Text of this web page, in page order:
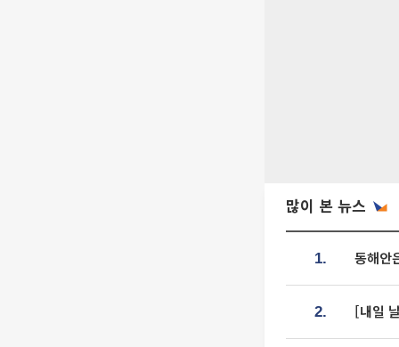
많이 본 뉴스
1. 동해안
2. [내일